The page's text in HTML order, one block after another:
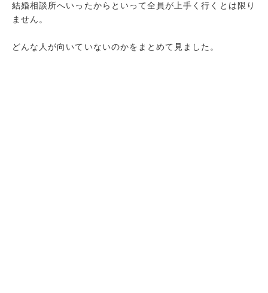
結婚相談所へいったからといって全員が上手く行くとは限り
ません。
どんな人が向いていないのかをまとめて見ました。